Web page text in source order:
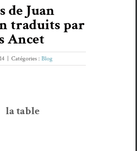
de Juan
traduits par
Ancet
Catégories : Blog
la table